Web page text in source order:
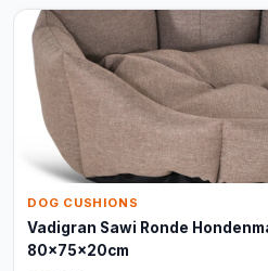
DOG CUSHIONS
Vadigran Sawi Ronde
80x75x20cm